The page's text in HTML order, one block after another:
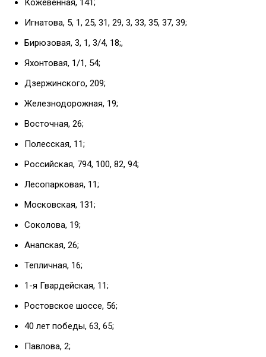
Кожевенная, 141;
Игнатова, 5, 1, 25, 31, 29, 3, 33, 35, 37, 39;
Бирюзовая, 3, 1, 3/4, 18;,
Яхонтовая, 1/1, 54;
Дзержинского, 209;
Железнодорожная, 19;
Восточная, 26;
Полесская, 11;
Российская, 794, 100, 82, 94;
Лесопарковая, 11;
Московская, 131;
Соколова, 19;
Анапская, 26;
Тепличная, 16;
1-я Гвардейская, 11;
Ростовское шоссе, 56;
40 лет победы, 63, 65;
Павлова, 2;